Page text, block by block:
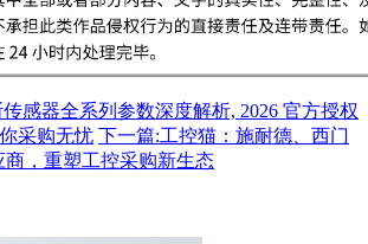
传感器全系列参数深度解析, 2026 官方授权
采购无忧 下一篇:工控猫：施耐德、西门
，重塑工控采购新生态